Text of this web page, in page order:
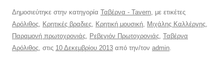
Δημοσιεύτηκε στην κατηγορία Ταβέρνα - Tavern , με ετικέτες
Αρόλιθος
Κρητικές βραδιες Κρητική μουσική Μιχάλης Καλλέργης
Παραμονή πρωτοχρονιάς
Ρεβεγιόν Πρωτοχρονιάς Ταβέρνα
Αρόλιθος , στις 10 Δεκεμβρίου 2013 από την/τον admin